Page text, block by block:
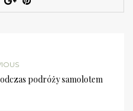
podróży samolotem